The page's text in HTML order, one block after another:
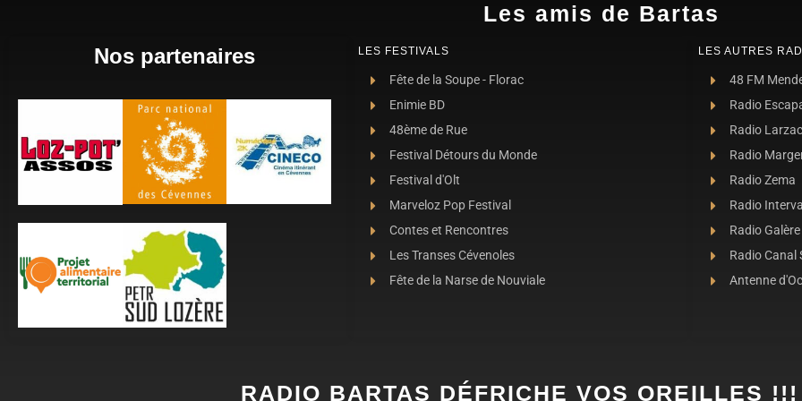
Les amis de Bartas
Nos partenaires LES FESTIVALS
Fête de la Soupe - Florac
Enimie BD
48ème de Rue
Festival Détours du Monde
Festival d'Olt
Marveloz Pop Festival
Contes et Rencontres
Les Transes Cévenoles
Fête de la Narse de Nouviale
LES AUTRES
48 FM
Radio
Radio Larzac
Radio
Radio Zema
Radio Interval
Radio Galère
Radio Canal
Antenne d'Oc
RADIO BARTAS DÉFRICHE VOS OREILLES !!!